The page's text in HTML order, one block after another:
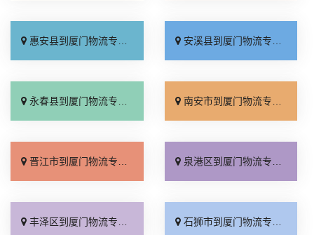
惠安县到厦门物流专线_多年经验「专线快运」 安溪县到厦门物流专线_全程定位「高效快运」
永春县到厦门物流专线_送货上门「服务周到」 南安市到厦门物流专线_诚信为先「省事省心」
晋江市到厦门物流专线_多年经验「高速快运」 泉港区到厦门物流专线_市县派送「市县闪送」
丰泽区到厦门物流专线_随叫随到「托运放心」 石狮市到厦门物流专线_全境派送「价格实惠」